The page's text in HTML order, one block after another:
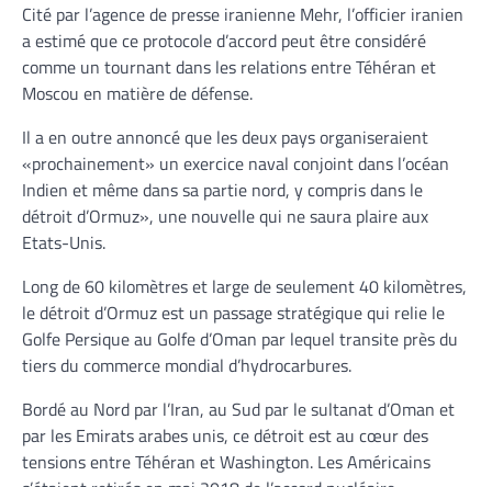
Cité par l’agence de presse iranienne Mehr, l’officier iranien
a estimé que ce protocole d’accord peut être considéré
comme un tournant dans les relations entre Téhéran et
Moscou en matière de défense.
Il a en outre annoncé que les deux pays organiseraient
«prochainement» un exercice naval conjoint dans l’océan
Indien et même dans sa partie nord, y compris dans le
détroit d’Ormuz», une nouvelle qui ne saura plaire aux
Etats-Unis.
Long de 60 kilomètres et large de seulement 40 kilomètres,
le détroit d’Ormuz est un passage stratégique qui relie le
Golfe Persique au Golfe d’Oman par lequel transite près du
tiers du commerce mondial d’hydrocarbures.
Bordé au Nord par l’Iran, au Sud par le sultanat d’Oman et
par les Emirats arabes unis, ce détroit est au cœur des
tensions entre Téhéran et Washington. Les Américains